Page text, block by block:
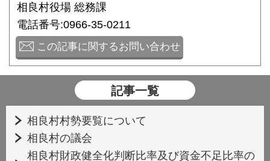
相良村役場 総務課
電話番号:0966-35-0211
この記事に関するお問い合わせ
記事一覧
相良村村勢要覧について
相良村の議会
相良村財政健全化判断比率及び資金不足比率の